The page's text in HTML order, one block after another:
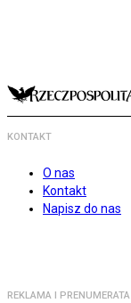
KONTAKT
O nas
Kontakt
Napisz do nas
REKLAMA I PRENUMERATA